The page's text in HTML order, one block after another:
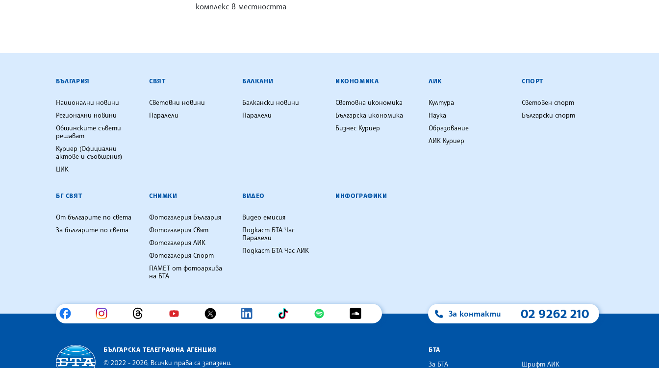
комплекс в местността
БЪЛГАРСКА ТЕЛЕГРАФНА АГЕНЦИЯ
БЪЛГАРИЯ
Национални новини
Регионални новини
Общинските съвети
решават
Куриер (Официални
актове и съобщения)
ЦИК
СВЯТ
Световни новини
Паралели
БАЛКАНИ
Балкански новини
Паралели
ИКОНОМИКА
Световна икономика
Българска икономика
Бизнес Куриер
ЛИК
Култура
Наука
Образование
ЛИК Куриер
СПОРТ
Световен спорт
Български спорт
БГ СВЯТ
От българите по света
За българите по света
СНИМКИ
Фотогалерия България
Фотогалерия Свят
Фотогалерия ЛИК
Фотогалерия Спорт
ПАМЕТ от фотоархива
на БТА
ВИДЕО
Видео емисия
Подкаст БТА Час
Паралели
Подкаст БТА Час ЛИК
ИНФОГРАФИКИ
За контакти 02 9262 210
БЪЛГАРСКА ТЕЛЕГРАФНА АГЕНЦИЯ
© 2022 - 2026, Всички права са запазени.
БТА
За БТА
Шрифт ЛИК